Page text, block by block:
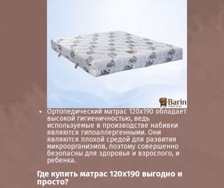
Ортопедический матрас 120х190 обладает
высокой гигиеничностью, ведь
используемые в производстве набивки
являются гипоаллергенными. Они
являются плохой средой для развития
микроорганизмов, поэтому совершенно
безопасны для здоровья и взрослого, и
ребенка.
Где купить матрас 120х190 выгодно и
просто?